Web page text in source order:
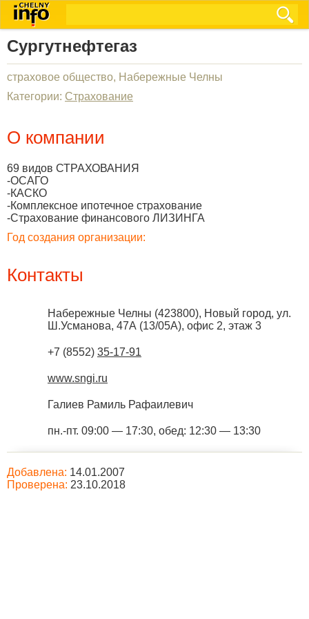
Сургутнефтегаз
страховое общество, Набережные Челны
Категории: Страхование
О компании
69 видов СТРАХОВАНИЯ
-ОСАГО
-КАСКО
-Комплексное ипотечное страхование
-Страхование финансового ЛИЗИНГА
Год создания организации:
Контакты
Набережные Челны (423800), Новый город, ул.
Ш.Усманова, 47А (13/05А), офис 2, этаж 3
+7 (8552) 35-17-91
www.sngi.ru
Галиев Рамиль Рафаилевич
пн.-пт. 09:00 — 17:30, обед: 12:30 — 13:30
Добавлена: 14.01.2007
Проверена: 23.10.2018